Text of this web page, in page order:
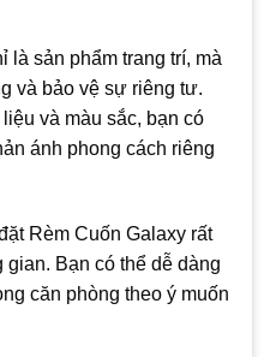
là sản phẩm trang trí, mà
và bảo vệ sự riêng tư.
và màu sắc, bạn có
ánh phong cách riêng
Rèm Cuốn Galaxy rất
Bạn có thể dễ dàng
căn phòng theo ý muốn